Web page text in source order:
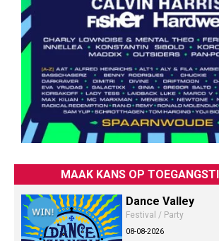
MAAK KANS OP
Dance Valley
Festival / Party
08-08-2026